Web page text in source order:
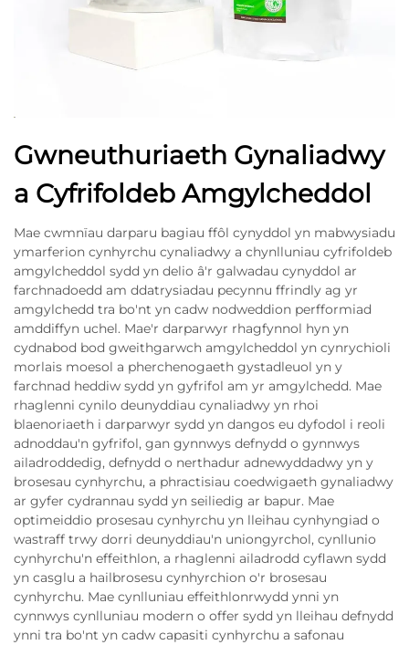
Gwneuthuriaeth Gynaliadwy
a Cyfrifoldeb Amgylcheddol
Mae cwmnïau darparu bagiau ffôl cynyddol yn mabwysiadu
ymarferion cynhyrchu cynaliadwy a chynlluniau cyfrifoldeb
amgylcheddol sydd yn delio â'r galwadau cynyddol ar
farchnadoedd am ddatrysiadau pecynnu ffrindly ag yr
amgylchedd tra bo'nt yn cadw nodweddion perfformiad
amddiffyn uchel. Mae'r darparwyr rhagfynnol hyn yn
cydnabod bod gweithgarwch amgylcheddol yn cynrychioli
morlais moesol a pherchenogaeth gystadleuol yn y
farchnad heddiw sydd yn gyfrifol am yr amgylchedd. Mae
rhaglenni cynilo deunyddiau cynaliadwy yn rhoi
blaenoriaeth i darparwyr sydd yn dangos eu dyfodol i reoli
adnoddau'n gyfrifol, gan gynnwys defnydd o gynnwys
ailadroddedig, defnydd o nerthadur adnewyddadwy yn y
brosesau cynhyrchu, a phractisiau coedwigaeth gynaliadwy
ar gyfer cydrannau sydd yn seiliedig ar bapur. Mae
optimeiddio prosesau cynhyrchu yn lleihau cynhyngiad o
wastraff trwy dorri deunyddiau'n uniongyrchol, cynllunio
cynhyrchu'n effeithlon, a rhaglenni ailadrodd cyflawn sydd
yn casglu a hailbrosesu cynhyrchion o'r brosesau
cynhyrchu. Mae cynlluniau effeithlonrwydd ynni yn
cynnwys cynlluniau modern o offer sydd yn lleihau defnydd
ynni tra bo'nt yn cadw capasiti cynhyrchu a safonau